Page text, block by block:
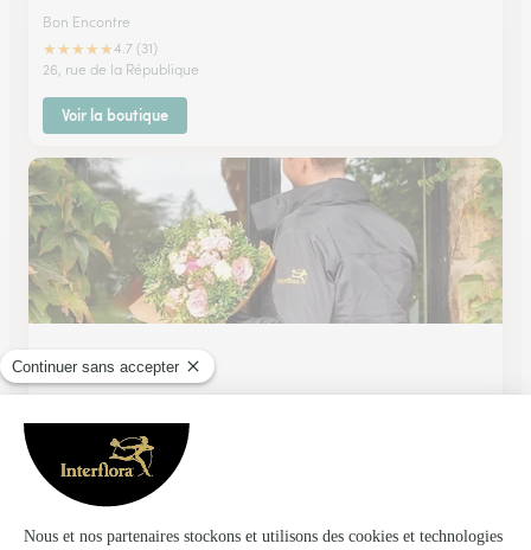
Bon Encontre
★★★★★4.7 (31)
26, rue de la République
Voir la boutique
Le Pommier D’amour
★★★★★4.6 (40)
Place de l'Eglise
Voir la boutique